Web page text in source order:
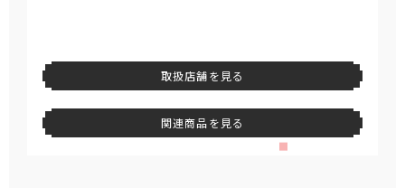
取扱店舗を見る
関連商品を見る